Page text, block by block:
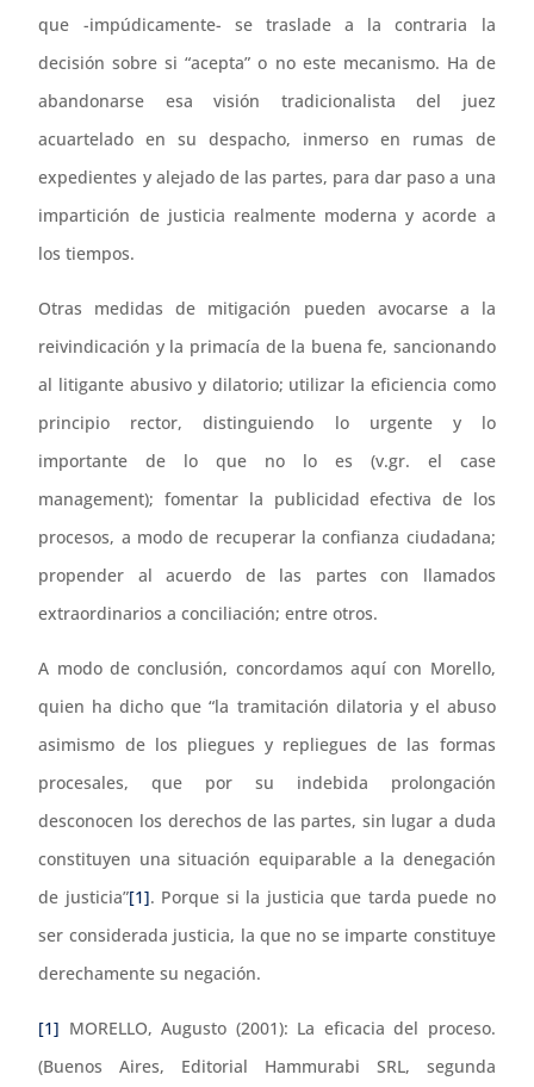
que -impúdicamente- se traslade a la contraria la
decisión sobre si “acepta” o no este mecanismo. Ha de
abandonarse esa visión tradicionalista del juez
acuartelado en su despacho, inmerso en rumas de
expedientes y alejado de las partes, para dar paso a una
impartición de justicia realmente moderna y acorde a
los tiempos.
Otras medidas de mitigación pueden avocarse a la
reivindicación y la primacía de la buena fe, sancionando
al litigante abusivo y dilatorio; utilizar la eficiencia como
principio rector, distinguiendo lo urgente y lo
importante de lo que no lo es (v.gr. el case
management); fomentar la publicidad efectiva de los
procesos, a modo de recuperar la confianza ciudadana;
propender al acuerdo de las partes con llamados
extraordinarios a conciliación; entre otros.
A modo de conclusión, concordamos aquí con Morello,
quien ha dicho que “la tramitación dilatoria y el abuso
asimismo de los pliegues y repliegues de las formas
procesales, que por su indebida prolongación
desconocen los derechos de las partes, sin lugar a duda
constituyen una situación equiparable a la denegación
de justicia”[1]. Porque si la justicia que tarda puede no
ser considerada justicia, la que no se imparte constituye
derechamente su negación.
[1] MORELLO, Augusto (2001): La eficacia del proceso.
(Buenos Aires, Editorial Hammurabi SRL, segunda